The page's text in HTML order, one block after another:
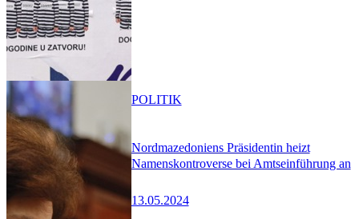
Nordmazedoniens Präsidentin heizt
Namenskontroverse bei Amtseinführung an
13.05.2024
POLITIK